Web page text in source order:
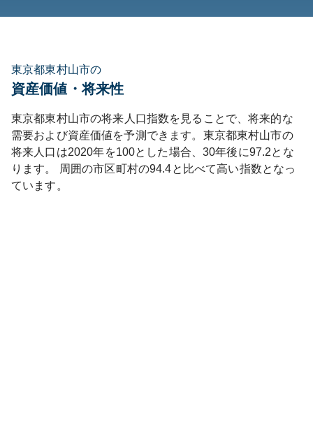
東京都東村山市の
資産価値・将来性
東京都東村山市の将来人口指数を見ることで、将来的な
需要および資産価値を予測できます。 東京都東村山市の
将来人口は2020年を100とした場合、30年後に97.2とな
ります。
周囲の市区町村の94.4と比べて高い指数となっ
ています。